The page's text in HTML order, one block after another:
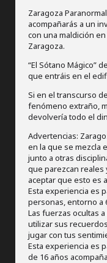
Zaragoza
acompañarás a un
con una maldición
Zaragoza.
“El Sótano Mágico”
que entráis en el
Si en el transcurso
fenómeno extraño,
devolvería todo el
Advertencias:
en la que se mezcla
junto a otras
que parezcan
aceptar que esto es
Esta experiencia es
personas, entorno a
Las fuerzas ocultas
utilizar sus
jugar con tus
Esta experiencia es
de 16 años